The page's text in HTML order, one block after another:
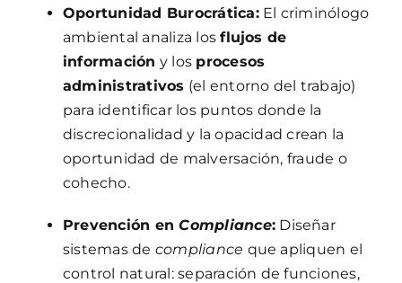
Oportunidad Burocrática:El criminólogo
ambiental analiza losflujos de
información y los procesos
administrativos (el entorno del trabajo)
para identificar los puntos donde la
discrecionalidad y la opacidad crean la
oportunidad de malversación, fraude o
cohecho.
Prevención enCompliance: Diseñar
sistemas de compliance que apliquen el
control natural: separación de funciones,